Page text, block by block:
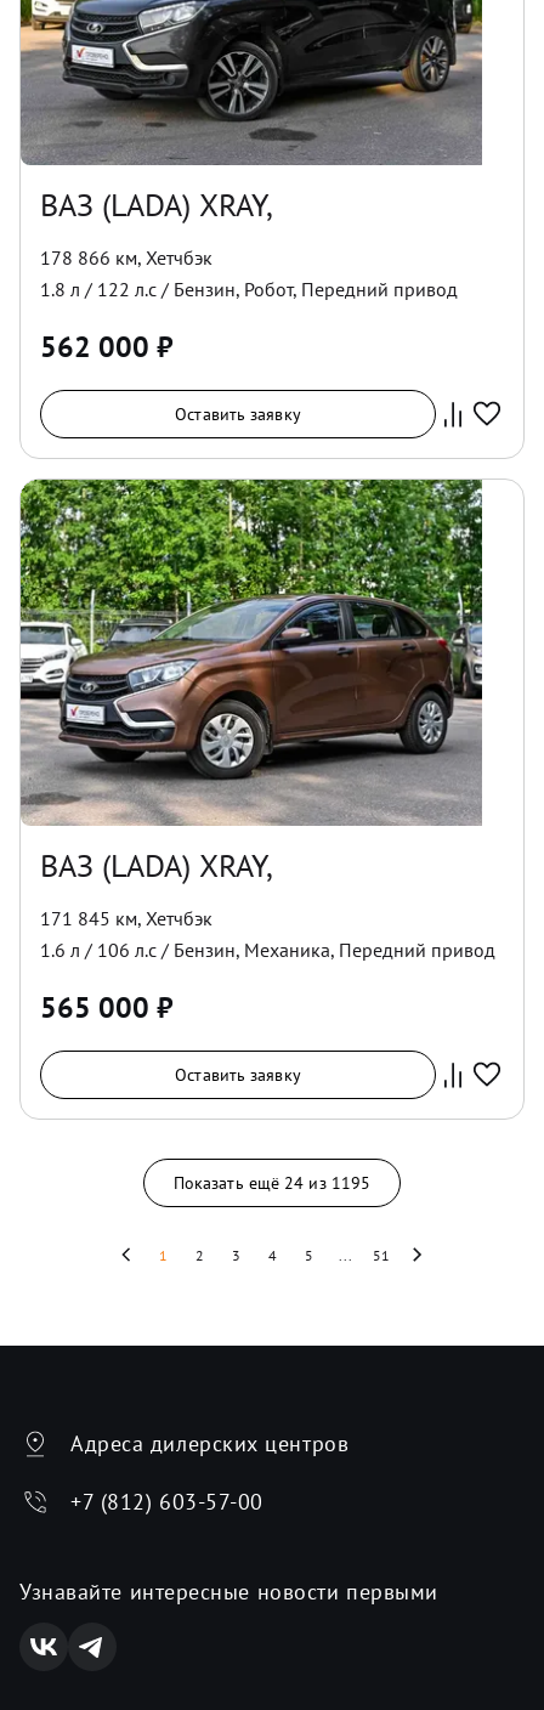
ВАЗ (LADA) XRAY,
178 866 км, Хетчбэк
1.8 л / 122 л.с / Бензин, Робот, Передний привод
562 000 ₽
Оставить заявку
ВАЗ (LADA) XRAY,
171 845 км, Хетчбэк
1.6 л / 106 л.с / Бензин, Механика, Передний привод
565 000 ₽
Оставить заявку
Показать ещё 24 из 1195
1 2 3 4 5 51
Адреса дилерских центров
+7 (812) 603-57-00
Узнавайте интересные новости первыми